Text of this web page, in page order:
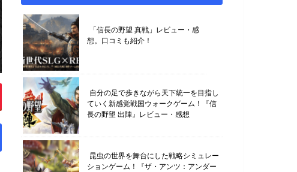
「信長の野望 真戦」レビュー・感
想。口コミも紹介！
自分の足で歩きながら天下統一を目指し
ていく新感覚戦国ウォークゲーム！『信
長の野望 出陣』レビュー・感想
昆虫の世界を舞台にした戦略シミュレー
ションゲーム！『ザ・アンツ：アンダー